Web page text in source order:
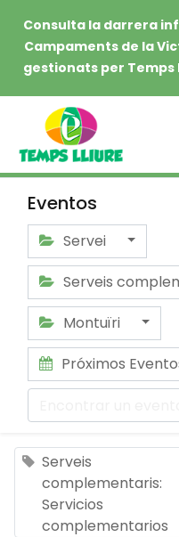
Consulta la darrera
Campaments de la
gestionats per
Eventos
Servei
Serveis
Montuïri
Próximos
Serveis
complementaris:
Servicios
complementarios